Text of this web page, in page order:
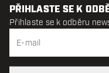
PŘIHLASTE SE K
Přihlaste se k odběru